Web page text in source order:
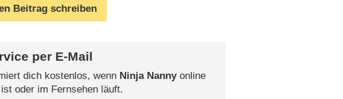
Beitrag schreiben
per E-Mail
dich kostenlos, wenn Ninja Nannyonline
oder im Fernsehen läuft.